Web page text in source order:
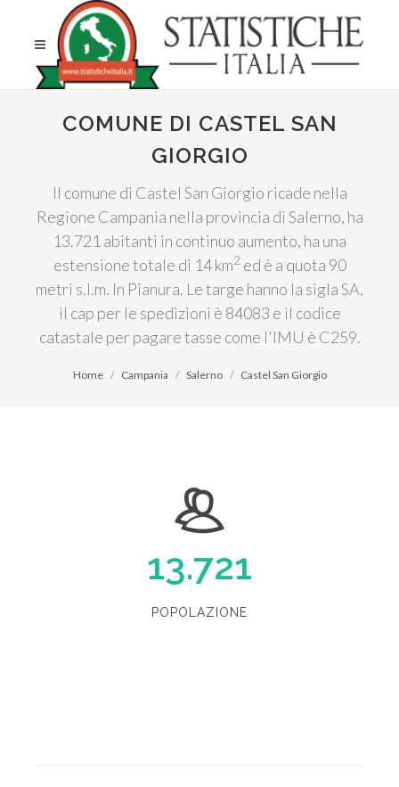
COMUNE DI CASTEL SAN
GIORGIO
Il comune di Castel San Giorgio ricade nella
Regione Campania nella provincia di Salerno, ha
13.721 abitanti in continuo aumento, ha una
estensione totale di 14 km2 ed è a quota 90
metri s.l.m. In Pianura. Le targe hanno la sigla SA,
il cap per le spedizioni è 84083 e il codice
catastale per pagare tasse come l'IMU è C259.
Home Campania Salerno Castel San Giorgio
13.721
POPOLAZIONE